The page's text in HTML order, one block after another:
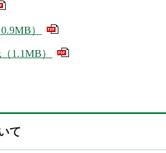
）
1.1MB）
て